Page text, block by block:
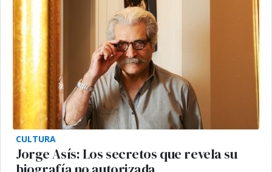
CULTURA
Jorge Asís: Los secretos que revela su